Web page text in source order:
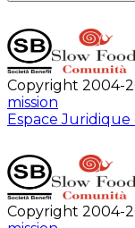
Copyright 2004-
mission
Espace
Copyright 2004-